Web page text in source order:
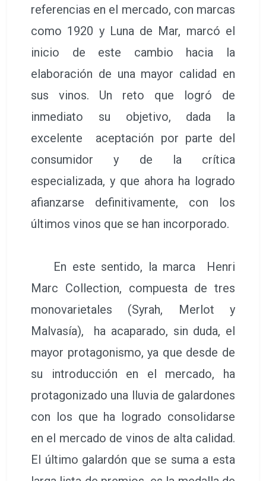
referencias en el mercado, con marcas
como 1920 y Luna de Mar, marcó el
inicio de este cambio hacia la
elaboración de una mayor calidad en
sus vinos. Un reto que logró de
inmediato su objetivo, dada la
excelente aceptación por parte del
consumidor y de la crítica
especializada, y que ahora ha logrado
afianzarse definitivamente, con los
últimos vinos que se han incorporado.
En este sentido, la marca Henri
Marc Collection, compuesta de tres
monovarietales (Syrah, Merlot y
Malvasía), ha acaparado, sin duda, el
mayor protagonismo, ya que desde de
su introducción en el mercado, ha
protagonizado una lluvia de galardones
con los que ha logrado consolidarse
en el mercado de vinos de alta calidad.
El último galardón que se suma a esta